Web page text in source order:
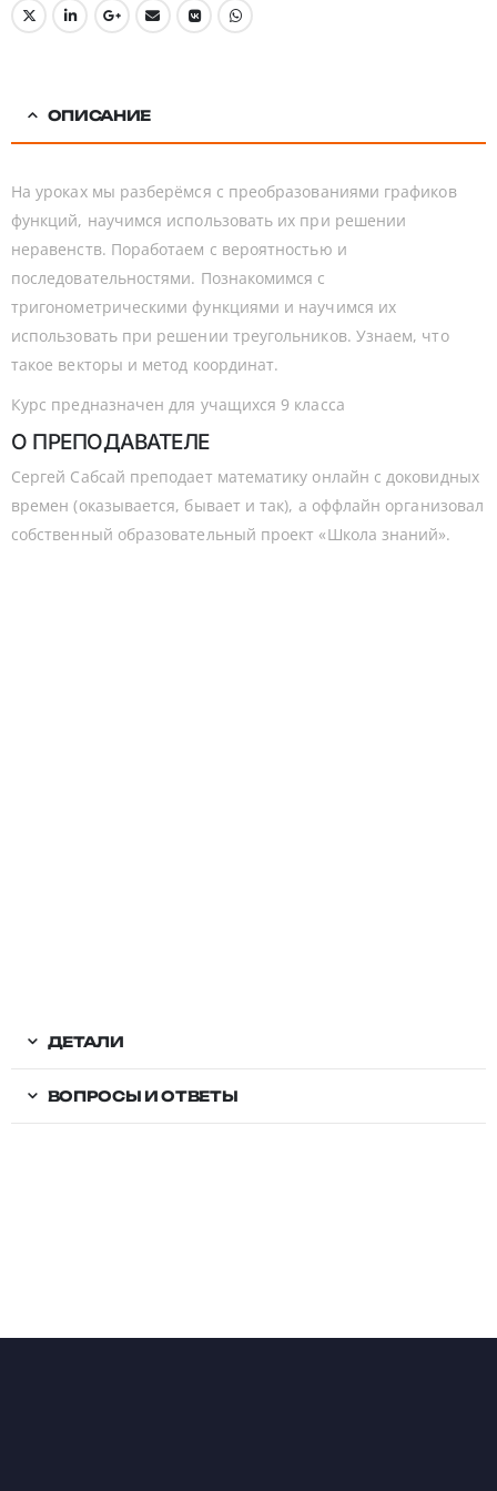
ОПИСАНИЕ
На уроках мы разберёмся с преобразованиями графиков
функций, научимся использовать их при решении
неравенств. Поработаем с вероятностью и
последовательностями. Познакомимся с
тригонометрическими функциями и научимся их
использовать при решении треугольников. Узнаем, что
такое векторы и метод координат.
Курс предназначен для учащихся 9 класса
О ПРЕПОДАВАТЕЛЕ
Сергей Сабсай преподает математику онлайн с доковидных
времен (оказывается, бывает и так), а оффлайн организовал
собственный образовательный проект «Школа знаний».
ДЕТАЛИ
ВОПРОСЫ И ОТВЕТЫ